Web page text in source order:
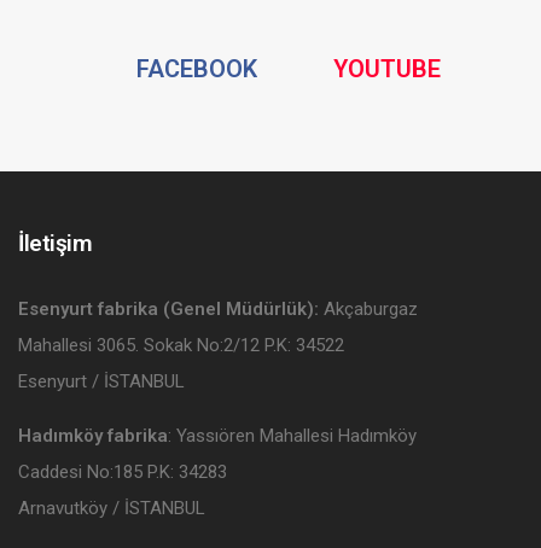
FACEBOOKSocial YOUTUBESocial
İletişim
Esenyurt fabrika (Genel Müdürlük): Akçaburgaz
Mahallesi 3065. Sokak No:2/12 P.K: 34522
Esenyurt / İSTANBUL
Hadımköy fabrika: Yassıören Mahallesi Hadımköy
Caddesi No:185 P.K: 34283
Arnavutköy / İSTANBUL